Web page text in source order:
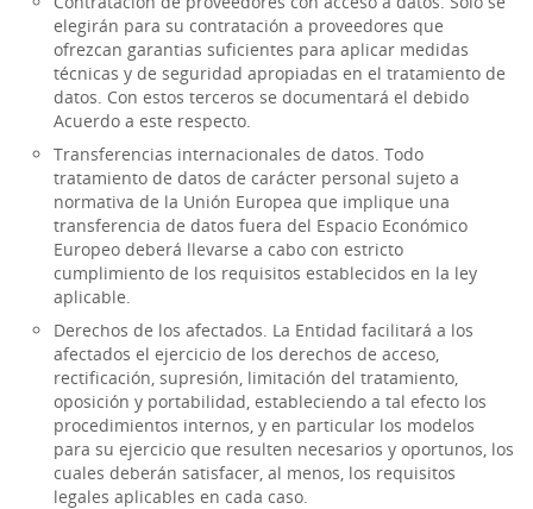
elegirán para su contratación a proveedores que
ofrezcan garantias suficientes para aplicar medidas
técnicas y de seguridad apropiadas en el tratamiento de
datos. Con estos terceros se documentará el debido
Acuerdo a este respecto.
Transferencias internacionales de datos. Todo
tratamiento de datos de carácter personal sujeto a
normativa de la Unión Europea que implique una
transferencia de datos fuera del Espacio Económico
Europeo deberá llevarse a cabo con estricto
cumplimiento de los requisitos establecidos en la ley
aplicable.
Derechos de los afectados. La Entidad facilitará a los
afectados el ejercicio de los derechos de acceso,
rectificación, supresión, limitación del tratamiento,
oposición y portabilidad, estableciendo a tal efecto los
procedimientos internos, y en particular los modelos
para su ejercicio que resulten necesarios y oportunos, los
cuales deberán satisfacer, al menos, los requisitos
legales aplicables en cada caso.